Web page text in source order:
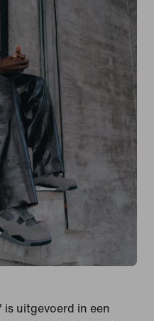
is uitgevoerd in een